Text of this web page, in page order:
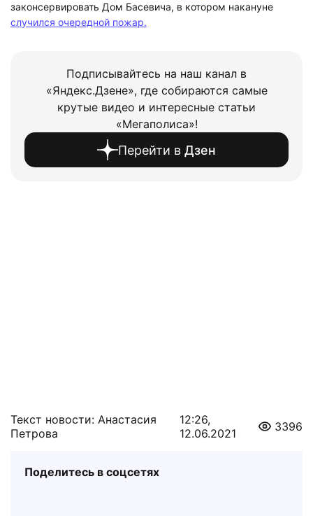
законсервировать Дом Басевича, в котором накануне
случился очередной пожар.
Подписывайтесь на наш канал в
«Яндекс.Дзене», где собираются самые
крутые видео и интересные статьи
«Мегаполиса»!
Перейти в Дзен
Текст новости: Анастасия
Петрова
12:26,
12.06.2021
3396
Поделитесь в соцсетях